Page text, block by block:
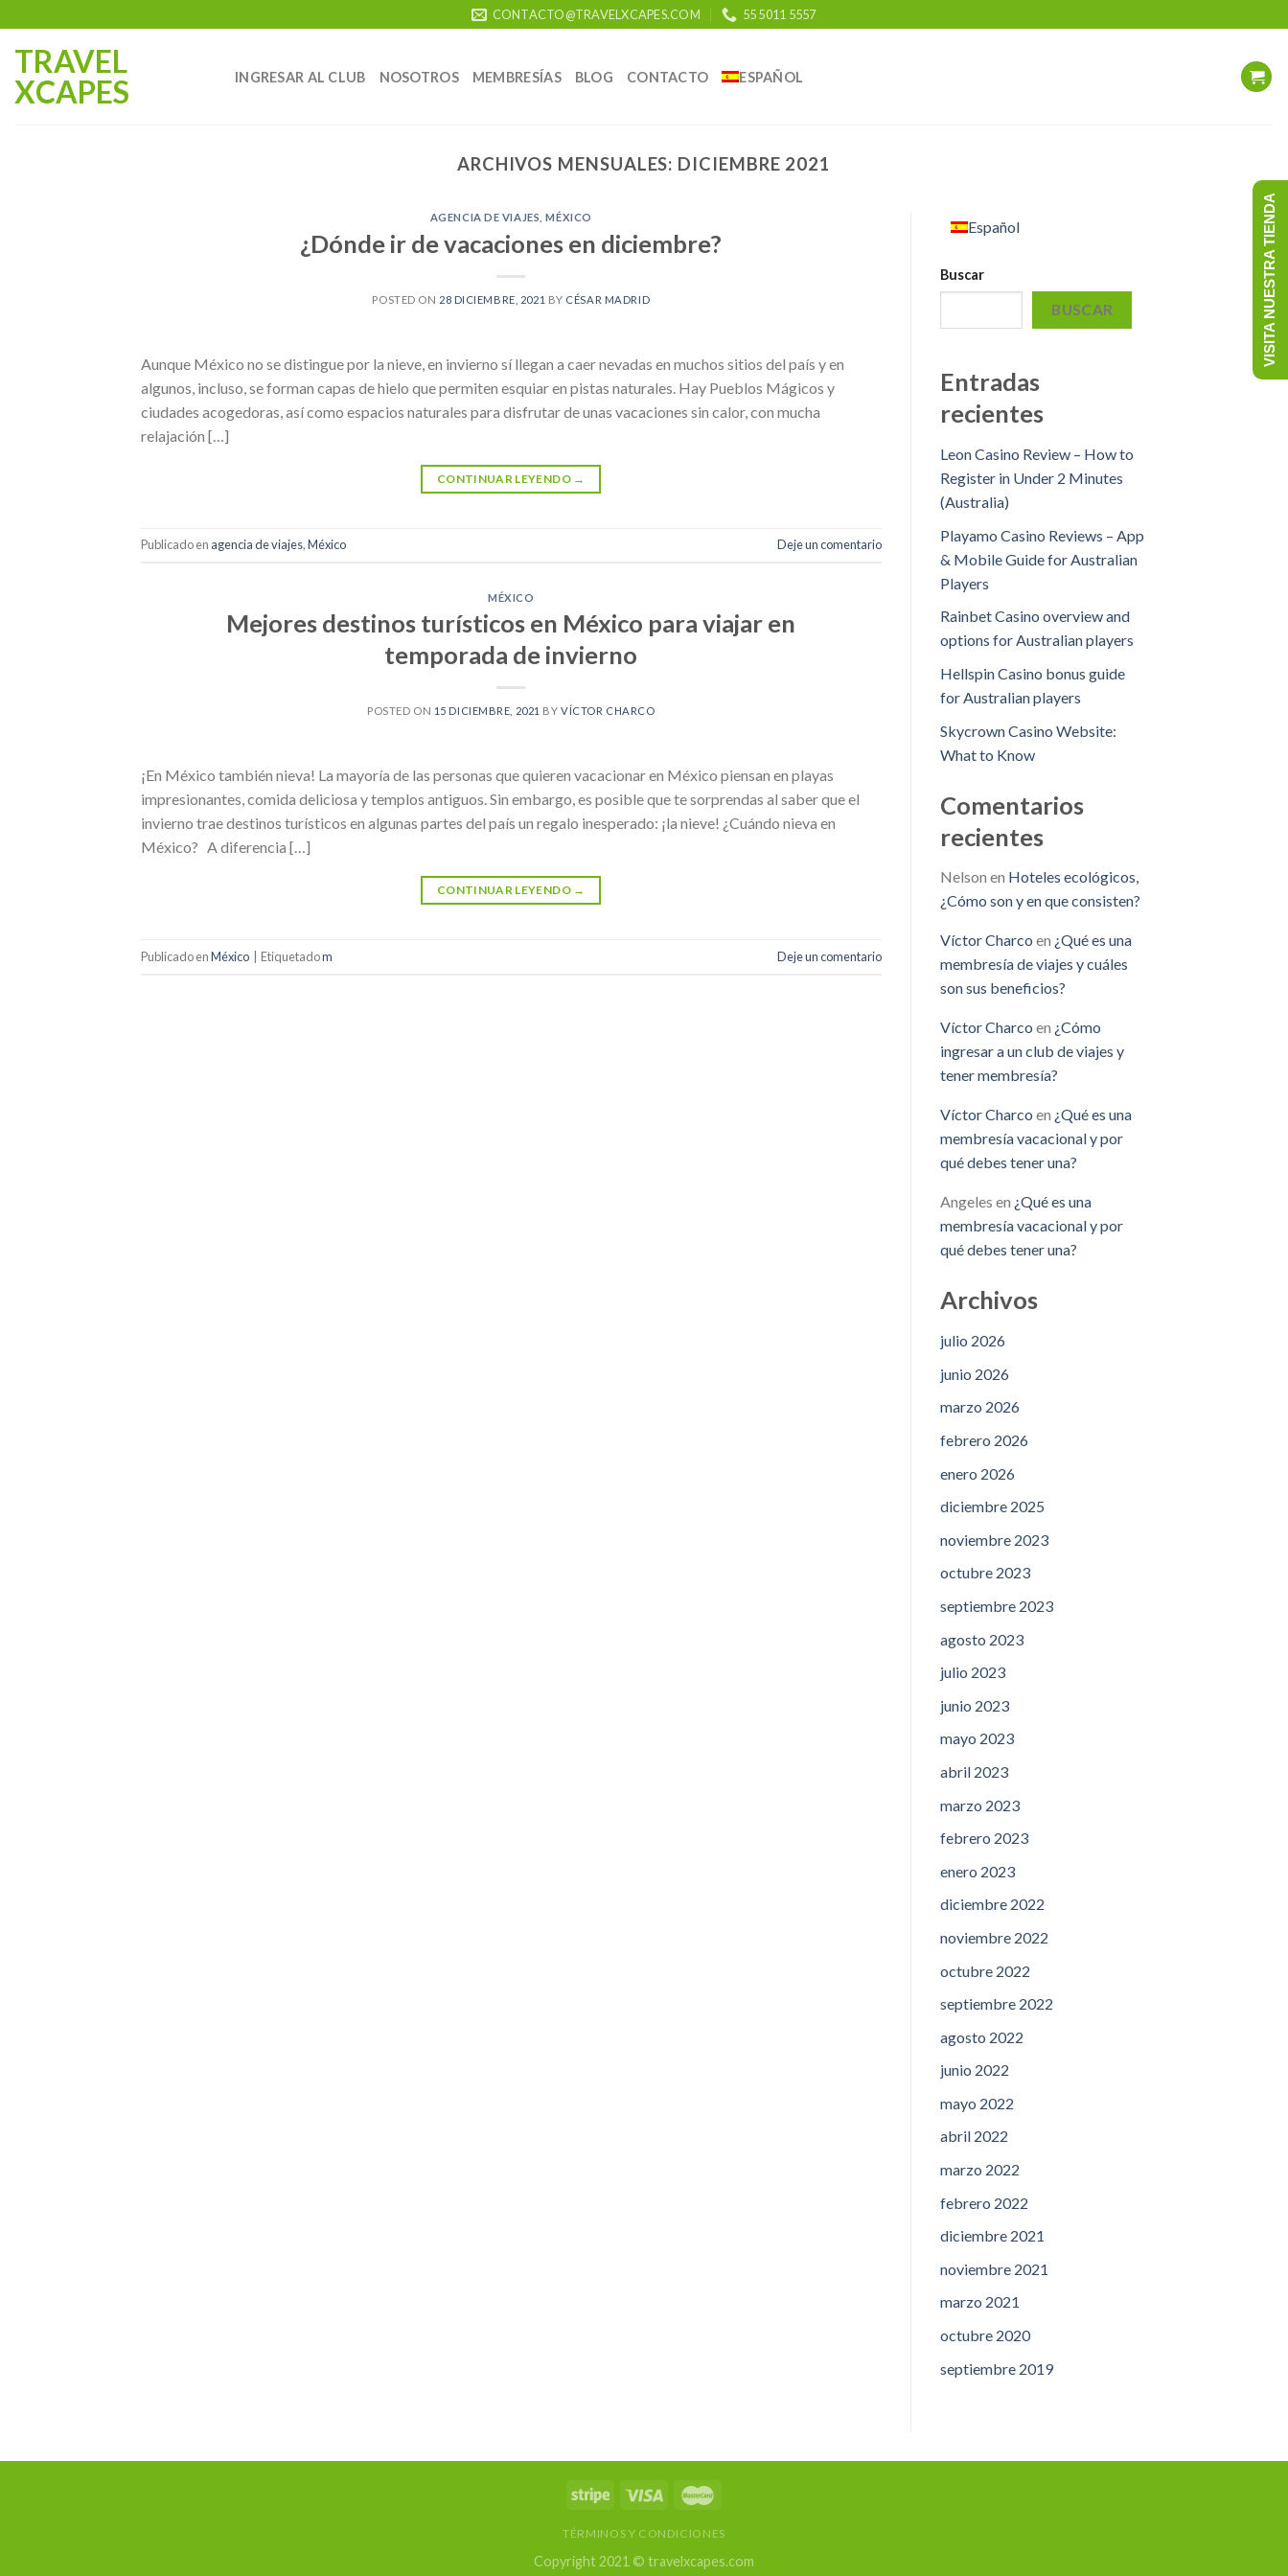
al
contenido
CONTACTO@TRAVELXCAPES.COM 55 5011 5557
TRAVEL
XCAPES
INGRESAR AL CLUB NOSOTROS MEMBRESÍAS BLOG CONTACTO ESPAÑOL
ARCHIVOS MENSUALES: DICIEMBRE 2021
AGENCIA DE VIAJES ,MÉXICO
¿Dónde ir de vacaciones en diciembre?
POSTED ON 28 DICIEMBRE, 2021 BY CÉSAR MADRID
Aunque México no se distingue por la nieve, en invierno sí llegan a caer nevadas en muchos sitios del país y en
algunos, incluso, se forman capas de hielo que permiten esquiar en pistas naturales. Hay Pueblos Mágicos y
ciudades acogedoras, así como espacios naturales para disfrutar de unas vacaciones sin calor, con mucha
relajación […]
CONTINUAR LEYENDO →
Publicado en agencia de viajes,México Deje un comentario
MÉXICO
Mejores destinos turísticos en México para viajar en
temporada de invierno
POSTED ON 15 DICIEMBRE, 2021 BYVÍCTOR CHARCO
¡En México también nieva! La mayoría de las personas que quieren vacacionar en México piensan en playas
impresionantes, comida deliciosa y templos antiguos. Sin embargo, es posible que te sorprendas al saber que el
invierno trae destinos turísticos en algunas partes del país un regalo inesperado: ¡la nieve! ¿Cuándo nieva en
México? A diferencia […]
CONTINUAR LEYENDO →
Publicado enMéxico Etiquetadom Deje un comentario
Español
Buscar
BUSCAR
Entradas
recientes
Leon Casino Review – How to
Register in Under 2 Minutes
(Australia)
Playamo Casino Reviews – App
& Mobile Guide for Australian
Players
Rainbet Casino overview and
options for Australian players
Hellspin Casino bonus guide
for Australian players
Skycrown Casino Website:
What to Know
Comentarios
recientes
Nelson en Hoteles ecológicos,
¿Cómo son y en que consisten?
Víctor Charco en ¿Qué es una
membresía de viajes y cuáles
son sus beneficios?
Víctor Charco en ¿Cómo
ingresar a un club de viajes y
tener membresía?
Víctor Charco en ¿Qué es una
membresía vacacional y por
qué debes tener una?
Angeles en ¿Qué es una
membresía vacacional y por
qué debes tener una?
Archivos
julio 2026
junio 2026
marzo 2026
febrero 2026
enero 2026
diciembre 2025
noviembre 2023
octubre 2023
septiembre 2023
agosto 2023
julio 2023
junio 2023
mayo 2023
abril 2023
marzo 2023
febrero 2023
enero 2023
diciembre 2022
noviembre 2022
octubre 2022
septiembre 2022
agosto 2022
junio 2022
mayo 2022
abril 2022
marzo 2022
febrero 2022
diciembre 2021
noviembre 2021
marzo 2021
octubre 2020
septiembre 2019
TÉRMINOS Y CONDICIONES
Copyright 2021 © travelxcapes.com
VISITA NUESTRA TIENDA